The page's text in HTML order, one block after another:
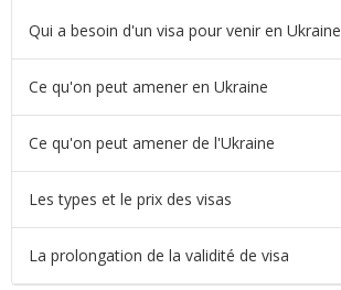
Qui a besoin d'un visa pour venir en Ukraine
Ce qu'on peut amener en Ukraine
Ce qu'on peut amener de l'Ukraine
Les types et le prix des visas
La prolongation de la validité de visa